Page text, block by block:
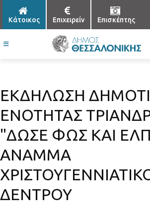
Κάτοικος Επιχειρείν Επισκέπτης
ΕΚΔΗΛΩΣΗ
ΕΝΟΤΗΤΑΣ
"ΔΩΣΕ ΦΩΣ ΚΑΙ
ΑΝΑΜΜΑ
ΔΕΝΤΡΟΥ